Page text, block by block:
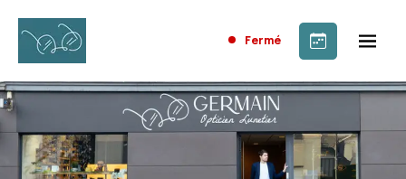
Fermé